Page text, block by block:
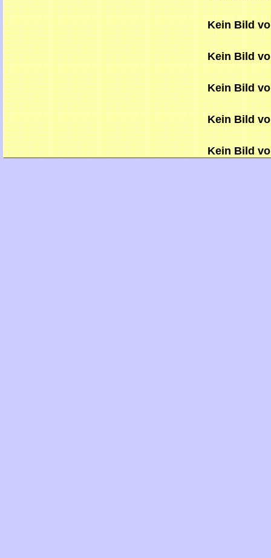
Kein Bild
Kein Bild
Kein Bild
Kein Bild
Kein Bild